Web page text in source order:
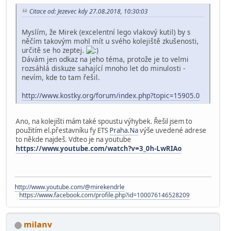
Citace od: Jezevec kdy 27.08.2018, 10:30:03
Myslím, že Mirek (excelentní lego vlakový kutil) by s
něčím takovým mohl mít u svého kolejiště zkušenosti,
určitě se ho zeptej.
Dávám jen odkaz na jeho téma, protože je to velmi
rozsáhlá diskuze sahající mnoho let do minulosti -
nevím, kde to tam řešil.
http://www.kostky.org/forum/index.php?topic=15905.0
Ano, na kolejišti mám také spoustu výhybek. Řešil jsem to
použitím el.přestavníku fy ETS Praha.Navýše uvedené adrese
to někde najdeš. Vdteo je na youtube
https://www.youtube.com/watch?v=3_0h-LwRIAo
http://www.youtube.com/@mirekendrle
https://www.facebook.com/profile.php?id=100076146528209
milanv